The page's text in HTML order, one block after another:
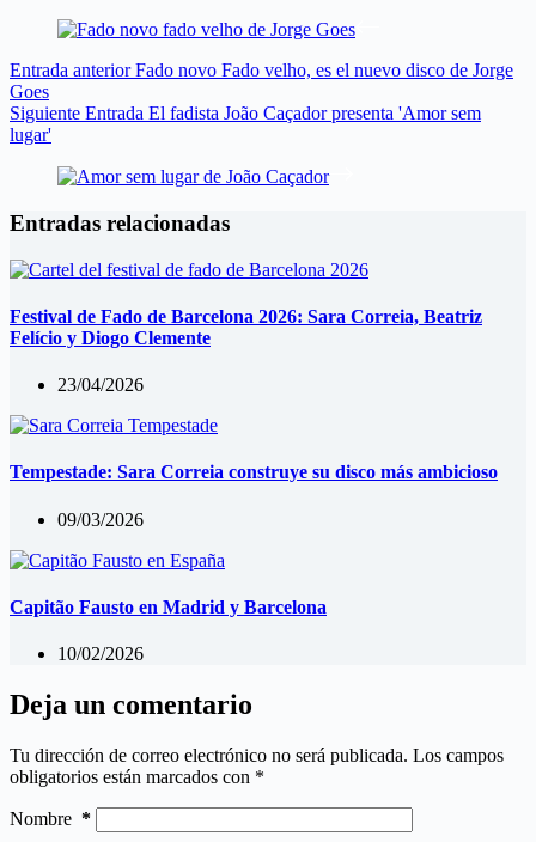
Entrada anteriorFado novo Fado velho, es el nuevo disco de Jorge
Goes
Siguiente Entrada El fadista João Caçador presenta 'Amor sem
lugar'
Entradas relacionadas
Festival de Fado de Barcelona 2026: Sara Correia, Beatriz
Felício y Diogo Clemente
23/04/2026
Tempestade: Sara Correia construye su disco más ambicioso
09/03/2026
Capitão Fausto en Madrid y Barcelona
10/02/2026
Deja un comentario
Tu dirección de correo electrónico no será publicada. Los campos
obligatorios están marcados con *
Nombre *